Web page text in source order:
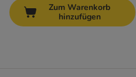
Zum Warenkorb
hinzufügen